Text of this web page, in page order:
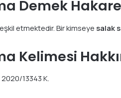
Demek
etmektedir. Bir kimseye salak
Kelimesi
13343 K.